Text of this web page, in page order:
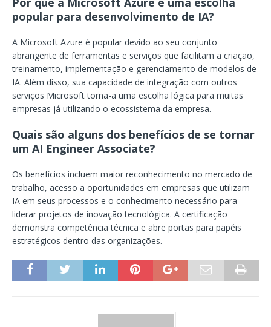
popular para desenvolvimento de IA?
A Microsoft Azure é popular devido ao seu conjunto
abrangente de ferramentas e serviços que facilitam a criação,
treinamento, implementação e gerenciamento de modelos de
IA. Além disso, sua capacidade de integração com outros
serviços Microsoft torna-a uma escolha lógica para muitas
empresas já utilizando o ecossistema da empresa.
Quais são alguns dos benefícios de se tornar
um AI Engineer Associate?
Os benefícios incluem maior reconhecimento no mercado de
trabalho, acesso a oportunidades em empresas que utilizam
IA em seus processos e o conhecimento necessário para
liderar projetos de inovação tecnológica. A certificação
demonstra competência técnica e abre portas para papéis
estratégicos dentro das organizações.